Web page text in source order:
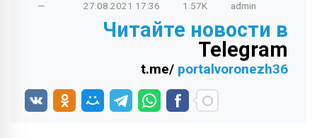
— 27.08.2021 17:36 1.57K admin
Читайте новости в
Telegram
t.me/ portalvoronezh36